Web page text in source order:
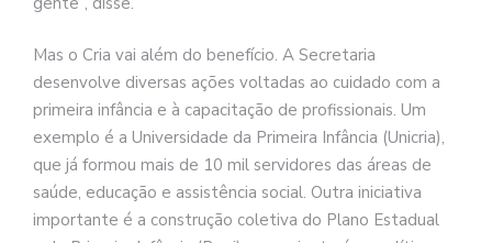
Mas o Cria vai além do benefício. A Secretaria
desenvolve diversas ações voltadas ao cuidado com a
primeira infância e à capacitação de profissionais. Um
exemplo é a Universidade da Primeira Infância (Unicria),
que já formou mais de 10 mil servidores das áreas de
saúde, educação e assistência social. Outra iniciativa
importante é a construção coletiva do Plano Estadual